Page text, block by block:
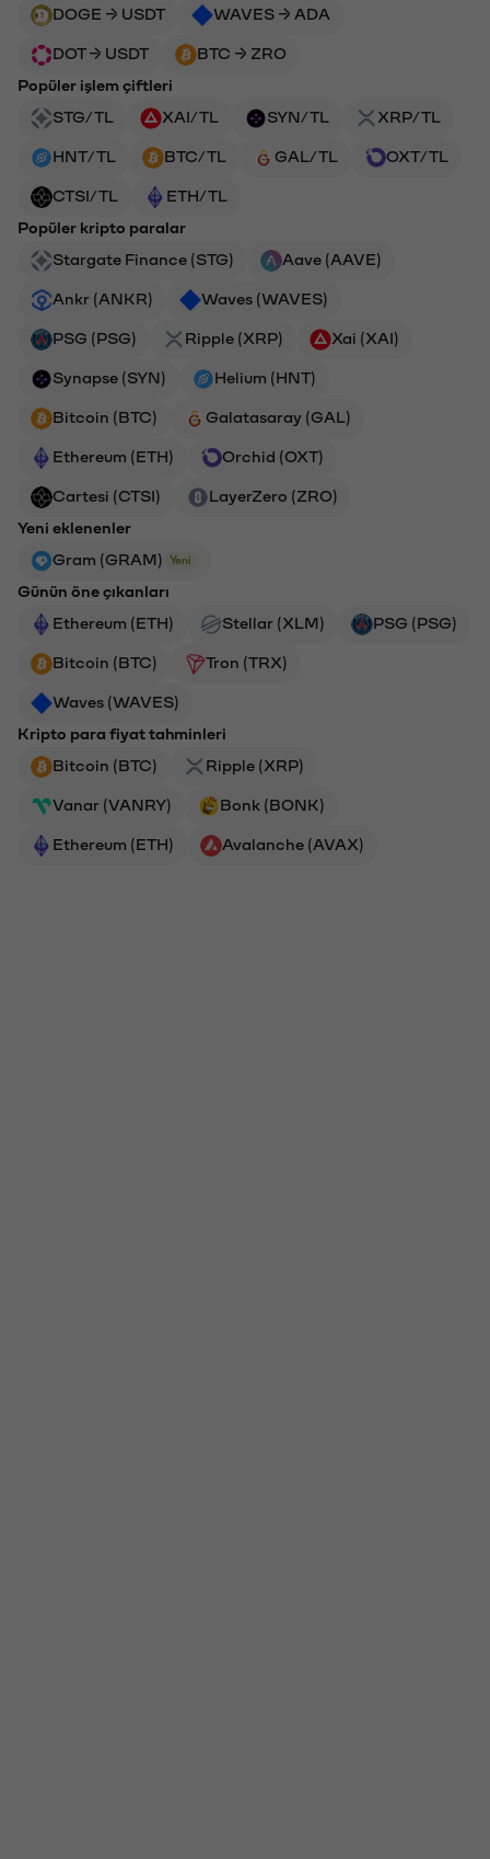
DOGE → USDT WAVES → ADA
DOT → USDT
BTC → ZRO
Popüler işlem çiftleri
STG/TL
XAI/TL SYN/TL XRP/TL
HNT/TL BTC/TL GAL/TL OXT/TL
CTSI/TL
ETH/TL
Popüler kripto paralar
Stargate Finance (STG)
Aave (AAVE)
Ankr (ANKR) Waves (WAVES)
PSG (PSG) Ripple (XRP) Xai (XAI)
Synapse (SYN) Helium (HNT)
Bitcoin (BTC) Galatasaray (GAL)
Ethereum (ETH) Orchid (OXT)
Cartesi (CTSI)
LayerZero (ZRO)
Yeni eklenenler
Gram (GRAM)
Yeni
Günün öne çıkanları
Ethereum (ETH)
Stellar (XLM) PSG (PSG)
Bitcoin (BTC) Tron (TRX)
Waves (WAVES)
Kripto para fiyat tahminleri
Bitcoin (BTC)
Ripple (XRP)
Vanar (VANRY) Bonk (BONK)
Ethereum (ETH) Avalanche (AVAX)